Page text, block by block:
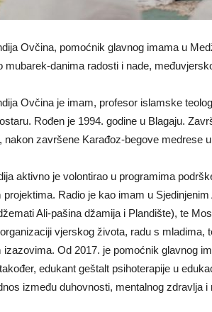
Ovčina, pomoćnik glavnog imama u
mubarek-danima radosti i nade,
Ovčina je imam, profesor islamske
Rođen je 1994. godine u Blagaju.
nakon završene Karađoz-begove medrese
aktivno je volontirao u programima
projektima. Radio je kao imam u
Ali-pašina džamija i Plandište), te
vjerskog života, radu s
izazovima. Od 2017. je pomoćnik glavnog
edukant geštalt psihoterapije u
između duhovnosti, mentalnog zdravlja i